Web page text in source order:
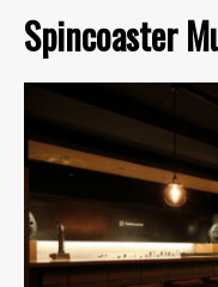
Spincoaster